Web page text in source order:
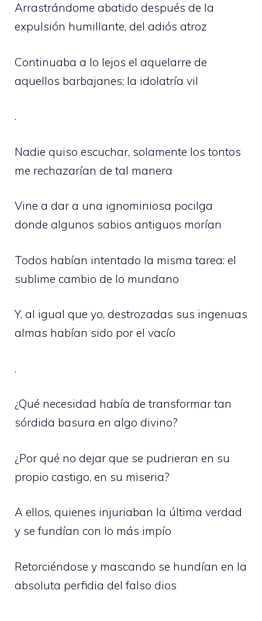
Arrastrándome abatido después de la
expulsión humillante, del adiós atroz
Continuaba a lo lejos el aquelarre de
aquellos barbajanes; la idolatría vil
.
Nadie quiso escuchar, solamente los tontos
me rechazarían de tal manera
Vine a dar a una ignominiosa pocilga
donde algunos sabios antiguos morían
Todos habían intentado la misma tarea: el
sublime cambio de lo mundano
Y, al igual que yo, destrozadas sus ingenuas
almas habían sido por el vacío
.
¿Qué necesidad había de transformar tan
sórdida basura en algo divino?
¿Por qué no dejar que se pudrieran en su
propio castigo, en su miseria?
A ellos, quienes injuriaban la última verdad
y se fundían con lo más impío
Retorciéndose y mascando se hundían en la
absoluta perfidia del falso dios